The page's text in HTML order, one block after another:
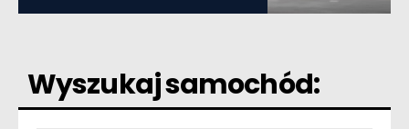
Wyszukaj samochód: